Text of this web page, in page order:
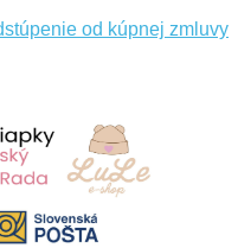
od kúpnej zmluvy